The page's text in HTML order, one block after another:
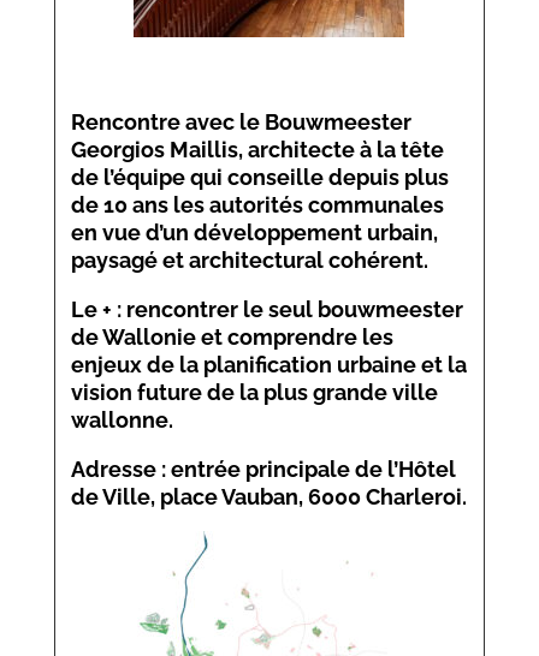
Rencontre avec le Bouwmeester
Georgios Maillis, architecte à la tête
de l’équipe qui conseille depuis plus
de 10 ans les autorités communales
en vue d’un développement urbain,
paysagé et architectural cohérent.
Le + : rencontrer le seul bouwmeester
de Wallonie et comprendre les
enjeux de la planification urbaine et la
vision future de la plus grande ville
wallonne.
Adresse : entrée principale de l’Hôtel
de Ville, place Vauban, 6000 Charleroi.